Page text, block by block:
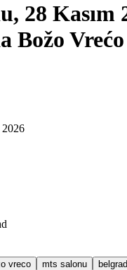
28 Kasım
Božo
2026
vreco mts salonu belgrad